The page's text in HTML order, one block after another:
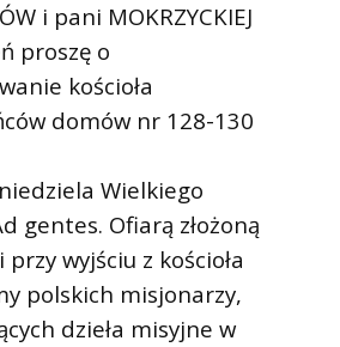
i pani MOKRZYCKIEJ
proszę o
kościoła
domów nr 128-130
Wielkiego
gentes. Ofiarą złożoną
wyjściu z kościoła
polskich misjonarzy,
dzieła misyjne w